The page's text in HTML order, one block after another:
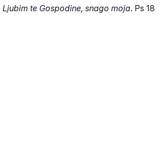
Ljubim te Gospodine, snago moja. Ps 18